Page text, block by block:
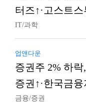
터즈↑·고스트
IT/과학
업앤다운
증권주 2% 하락
증권↑·한국금융
금융/증권